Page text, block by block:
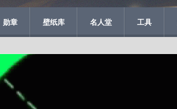
勋章 壁纸库 名人堂 工具